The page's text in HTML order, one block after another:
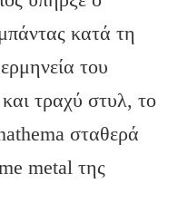
κατά τη
του
τραχύ στυλ, το
σταθερά
metal της